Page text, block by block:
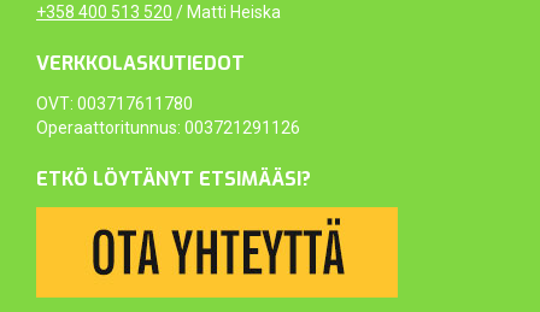
+358 400 513 520 / Matti Heiska
VERKKOLASKUTIEDOT
OVT: 003717611780
Operaattoritunnus: 003721291126
ETKÖ LÖYTÄNYT ETSIMÄÄSI?